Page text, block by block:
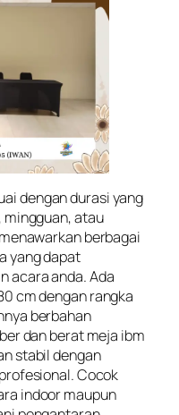
dengan durasi yang
atau
berbagai
yang dapat
acara anda. Ada
cm dengan rangka
berbahan
dan berat meja ibm
stabil dengan
Cocok
indoor maupun